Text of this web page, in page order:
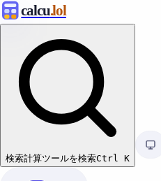
calcu.lol
検索計算ツールを検索Ctrl K